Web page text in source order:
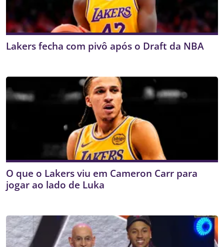
Lakers fecha com pivô após o Draft da NBA
O que o Lakers viu em Cameron Carr para
jogar ao lado de Luka